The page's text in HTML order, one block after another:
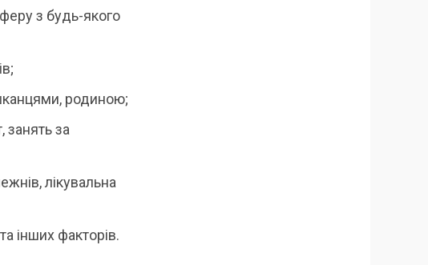
з будь-якого
родиною;
занять за
лікувальна
інших факторів.